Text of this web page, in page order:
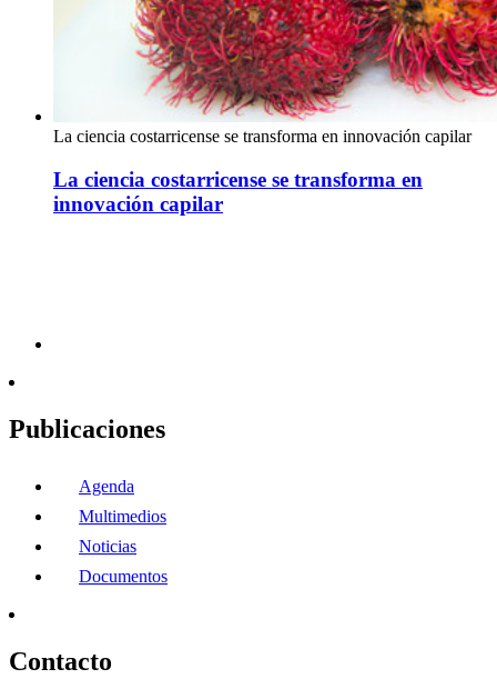
La ciencia costarricense se transforma en innovación capilar
La ciencia costarricense se transforma en
innovación capilar
Publicaciones
Agenda
Multimedios
Noticias
Documentos
Contacto